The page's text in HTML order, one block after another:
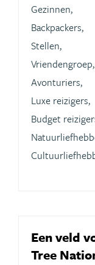
Gezinnen,
Backpackers,
Stellen,
Vriendengroep,
Avonturiers,
Luxe reizigers,
Budget
Een veld
Tree